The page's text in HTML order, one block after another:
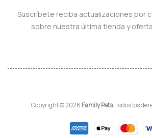
Suscríbete reciba actualizaciones por
sobre nuestra última tienda y
Copyright © 2026 Family Pets.Todos los